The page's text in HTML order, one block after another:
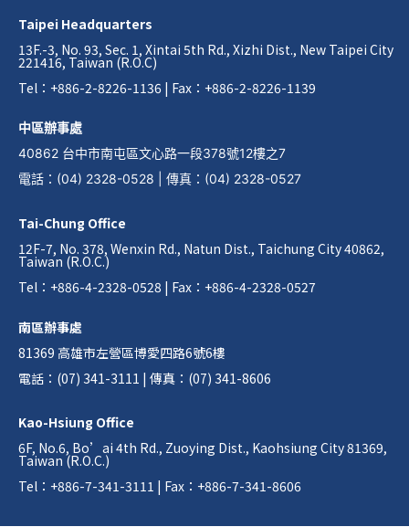
Taipei Headquarters
13F.-3, No. 93, Sec. 1, Xintai 5th Rd., Xizhi Dist., New Taipei City
221416, Taiwan (R.O.C)
Tel：+886-2-8226-1136 | Fax：+886-2-8226-1139
中區辦事處
40862 台中市南屯區文心路一段378號12樓之7
電話 ： (04) 2328-0528 傳真 ： (04) 2328-0527
Tai-Chung Office
12F-7, No. 378, Wenxin Rd., Natun Dist., Taichung City 40862,
Taiwan (R.O.C.)
Tel：+886-4-2328-0528 | Fax：+886-4-2328-0527
南區辦事處
81369 高雄市左營區博愛四路6號6樓
電話：(07) 341-3111 | 傳真：(07) 341-8606
Kao-Hsiung Office
6F, No.6, Bo’ai 4th Rd., Zuoying Dist., Kaohsiung City 81369,
Taiwan (R.O.C.)
Tel：+886-7-341-3111 | Fax：+886-7-341-8606